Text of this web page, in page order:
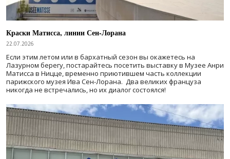
Краски Матисса, линии Сен-Лорана
22.07.2026
Если этим летом или в бархатный сезон вы окажетесь на
Лазурном берегу, постарайтесь посетить выставку в Музее Анри
Матисса в Ницце, временно приютившем часть коллекции
парижского музея Ива Сен-Лорана. Два великих француза
никогда не встречались, но их диалог состоялся!